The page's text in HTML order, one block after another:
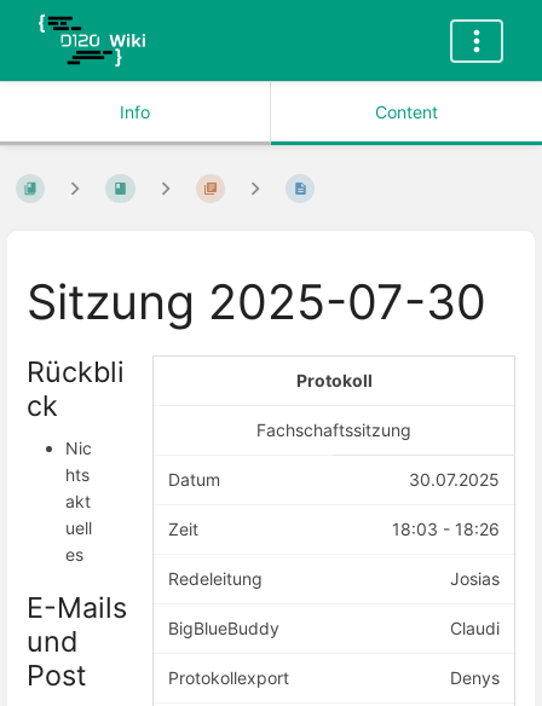
Info Content
Sitzung 2025-07-30
Protokoll
Fachschaftssitzung
Datum 30.07.2025
Zeit 18:03 - 18:26
Redeleitung Josias
BigBlueBuddy Claudi
Protokollexport Denys
Rückbli
ck
Nic
hts
akt
uell
es
E-Mails
und
Post